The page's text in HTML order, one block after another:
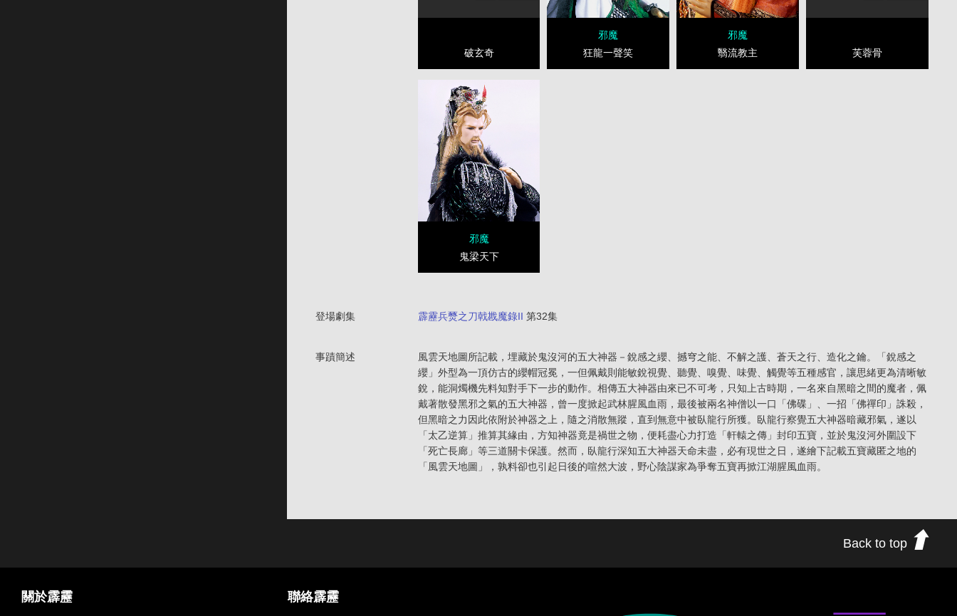
破玄奇
邪魔
狂龍一聲笑
邪魔
翳流教主
芙蓉骨
邪魔
鬼梁天下
登場劇集 霹靂兵燹之刀戟戡魔錄II 第32集
事蹟簡述
風雲天地圖所記載，埋藏於鬼沒河的五大神器－銳感之纓、撼穹之能、不解之護、蒼天之行、造化之鑰。「銳感之
纓」外型為一頂仿古的纓帽冠冕，一但佩戴則能敏銳視覺、聽覺、嗅覺、味覺、觸覺等五種感官，讓思緒更為清晰敏
銳，能洞燭機先料知對手下一步的動作。相傳五大神器由來已不可考，只知上古時期，一名來自黑暗之間的魔者，佩
戴著散發黑邪之氣的五大神器，曾一度掀起武林腥風血雨，最後被兩名神僧以一口「佛碟」、一招「佛禪印」誅殺，
但黑暗之力因此依附於神器之上，隨之消散無蹤，直到無意中被臥龍行所獲。臥龍行察覺五大神器暗藏邪氣，遂以
「太乙逆算」推算其緣由，方知神器竟是禍世之物，便耗盡心力打造「軒轅之傳」封印五寶，並於鬼沒河外圍設下
「死亡長廊」等三道關卡保護。然而，臥龍行深知五大神器天命未盡，必有現世之日，遂繪下記載五寶藏匿之地的
「風雲天地圖」，孰料卻也引起日後的喧然大波，野心陰謀家為爭奪五寶再掀江湖腥風血雨。
Back to top
關於霹靂 聯絡霹靂